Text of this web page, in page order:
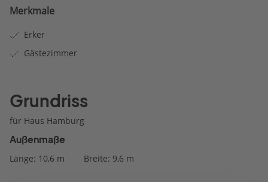
Merkmale
Erker
Gästezimmer
Grundriss
für Haus Hamburg
Außenmaße
Länge: 10,6 m Breite: 9,6 m